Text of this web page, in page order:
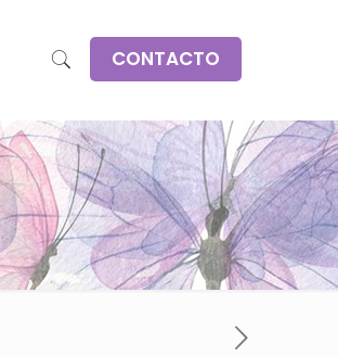
CONTACTO